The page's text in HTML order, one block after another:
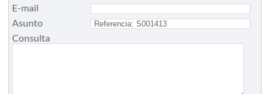
E-mail
Asunto
Consulta